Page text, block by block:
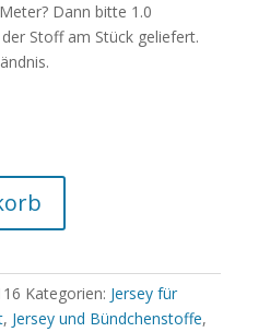
Dann bitte 1.0
Stoff am Stück geliefert.
Kategorien: Jersey für
, Jersey und Bündchenstoffe,